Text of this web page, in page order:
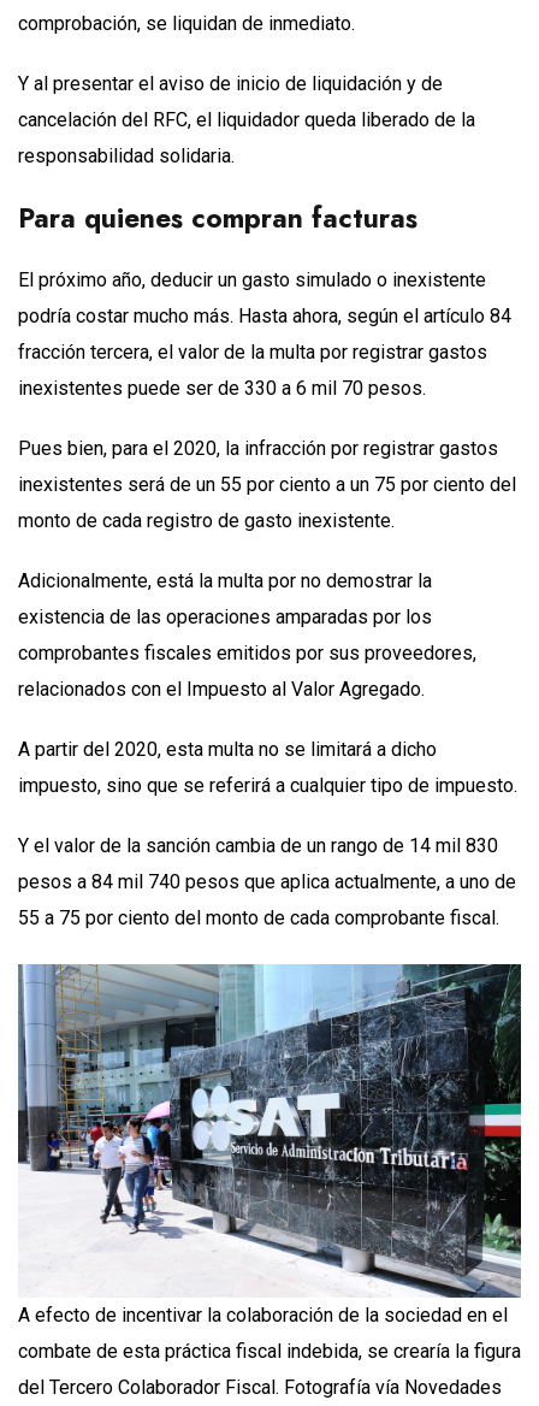
comprobación, se liquidan de inmediato.
Y al presentar el aviso de inicio de liquidación y de
cancelación del RFC, el liquidador queda liberado de la
responsabilidad solidaria.
Para quienes compran facturas
El próximo año, deducir un gasto simulado o inexistente
podría costar mucho más. Hasta ahora, según el artículo 84
fracción tercera, el valor de la multa por registrar gastos
inexistentes puede ser de 330 a 6 mil 70 pesos.
Pues bien, para el 2020, la infracción por registrar gastos
inexistentes será de un 55 por ciento a un 75 por ciento del
monto de cada registro de gasto inexistente.
Adicionalmente, está la multa por no demostrar la
existencia de las operaciones amparadas por los
comprobantes fiscales emitidos por sus proveedores,
relacionados con el Impuesto al Valor Agregado.
A partir del 2020, esta multa no se limitará a dicho
impuesto, sino que se referirá a cualquier tipo de impuesto.
Y el valor de la sanción cambia de un rango de 14 mil 830
pesos a 84 mil 740 pesos que aplica actualmente, a uno de
55 a 75 por ciento del monto de cada comprobante fiscal.
A efecto de incentivar la colaboración de la sociedad en el
combate de esta práctica fiscal indebida, se crearía la figura
del Tercero Colaborador Fiscal. Fotografía vía Novedades